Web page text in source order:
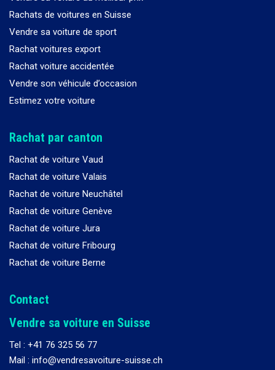
Rachats de voitures en Suisse
Vendre sa voiture de sport
Rachat voitures export
Rachat voiture accidentée
Vendre son véhicule d’occasion
Estimez votre voiture
Rachat par canton
Rachat de voiture Vaud
Rachat de voiture Valais
Rachat de voiture Neuchâtel
Rachat de voiture Genève
Rachat de voiture Jura
Rachat de voiture Fribourg
Rachat de voiture Berne
Contact
Vendre sa voiture en Suisse
Tel : +41 76 325 56 77
Mail : info@vendresavoiture-suisse.ch